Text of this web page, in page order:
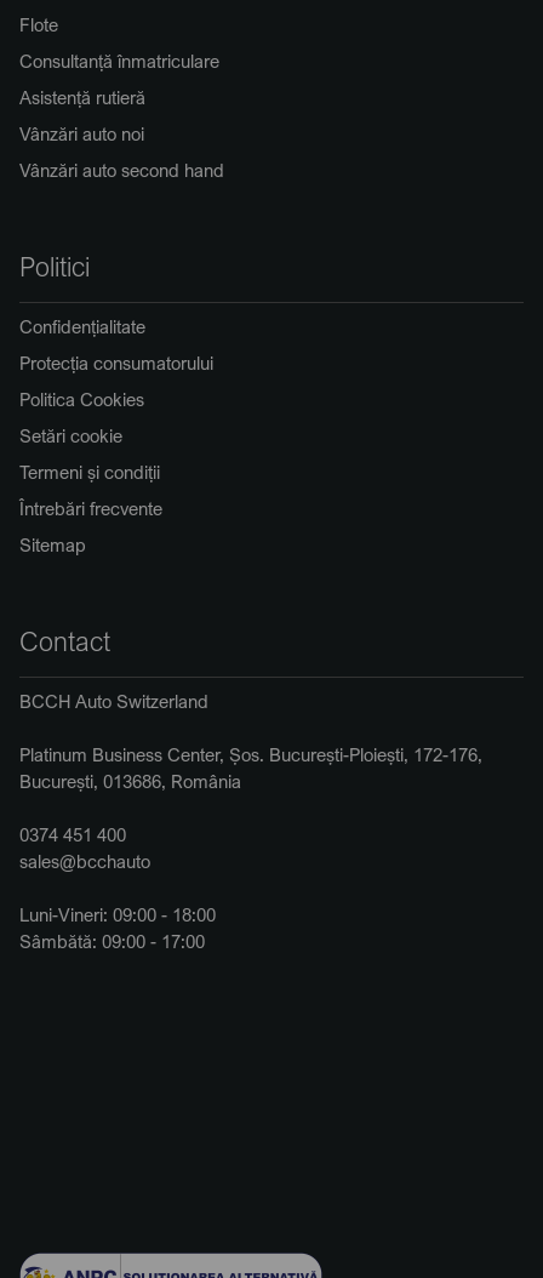
Flote
Consultanță înmatriculare
Asistență rutieră
Vânzări auto noi
Vânzări auto second hand
Politici
Confidențialitate
Protecția consumatorului
Politica Cookies
Setări cookie
Termeni și condiții
Întrebări frecvente
Sitemap
Contact
BCCH Auto Switzerland
Platinum Business Center, Șos. București-Ploiești, 172-176,
București, 013686, România
0374 451 400
sales@bcchauto
Luni-Vineri: 09:00 - 18:00
Sâmbătă: 09:00 - 17:00